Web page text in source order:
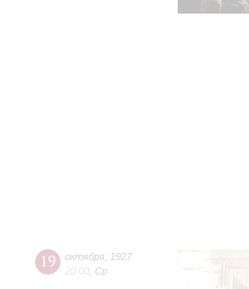
19 октября
1927
20:00 Ср